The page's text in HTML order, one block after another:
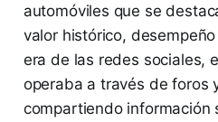
automóviles que se
valor histórico,
era de las redes sociales,
operaba a través de foros
compartiendo información